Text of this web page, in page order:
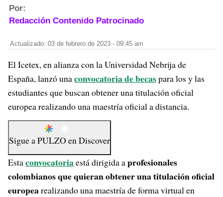
Por:
Redacción Contenido Patrocinado
Actualizado: 03 de febrero de 2023 - 09:45 am
El Icetex, en alianza con la Universidad Nebrija de
España, lanzó unaconvocatoria de becaspara los y las
estudiantes que buscan obtener una titulación oficial
europea realizando una maestría oficial a distancia.
Sigue aPULZO enDiscover
Estaconvocatoriaestá dirigida aprofesionales
colombianos que quieran obtener una titulación oficial
europearealizando una maestría de forma virtual en